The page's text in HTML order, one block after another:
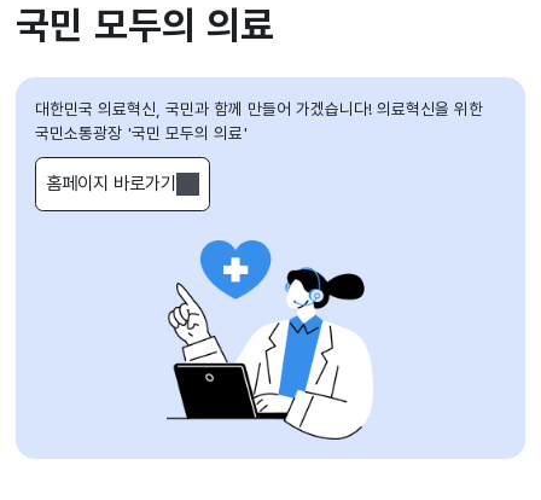
국민 모두의 의료
대한민국 의료혁신, 국민과 함께 만들어 가겠습니다!의료혁신을 위한
국민소통광장 '국민 모두의 의료'
홈페이지 바로가기